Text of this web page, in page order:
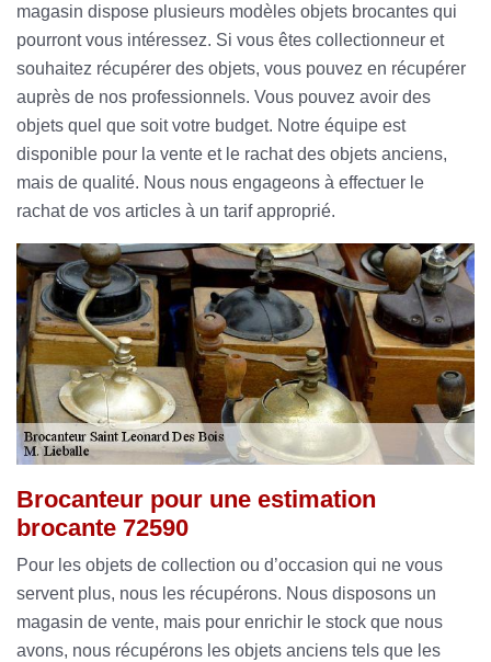
magasin dispose plusieurs modèles objets brocantes qui
pourront vous intéressez. Si vous êtes collectionneur et
souhaitez récupérer des objets, vous pouvez en récupérer
auprès de nos professionnels. Vous pouvez avoir des
objets quel que soit votre budget. Notre équipe est
disponible pour la vente et le rachat des objets anciens,
mais de qualité. Nous nous engageons à effectuer le
rachat de vos articles à un tarif approprié.
Brocanteur pour une estimation
brocante 72590
Pour les objets de collection ou d’occasion qui ne vous
servent plus, nous les récupérons. Nous disposons un
magasin de vente, mais pour enrichir le stock que nous
avons, nous récupérons les objets anciens tels que les